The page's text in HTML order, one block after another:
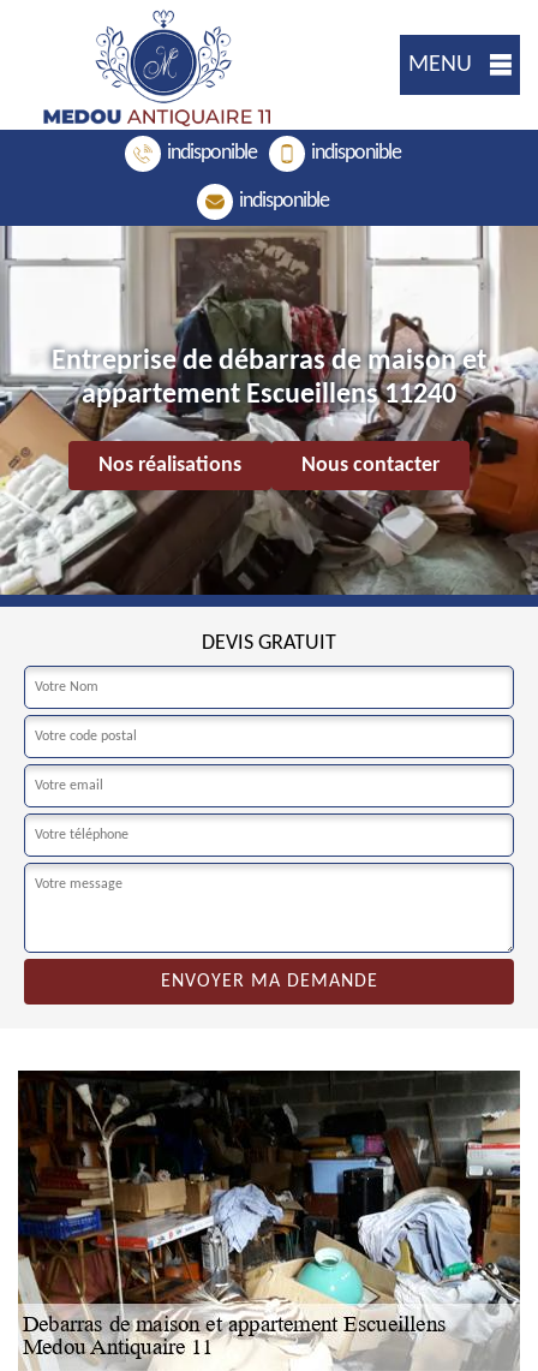
MENU
indisponible indisponible
indisponible
Entreprise de débarras de maison et
appartement Escueillens 11240
Nos réalisations Nous contacter
DEVIS GRATUIT